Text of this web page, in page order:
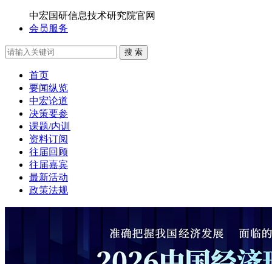
中宏国研信息技术研究院官网
会员服务
搜 索
首页
要闻纵览
中宏论道
决策要参
课题/内训
资料订阅
往届回顾
往届嘉宾
最新活动
政策法规